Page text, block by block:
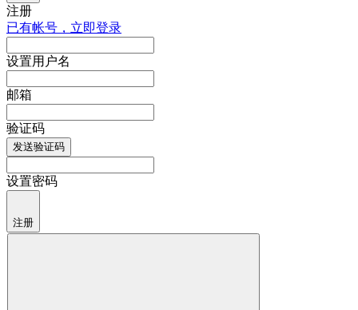
注册
已有帐号，立即登录
设置用户名
邮箱
验证码
发送验证码
设置密码
注册